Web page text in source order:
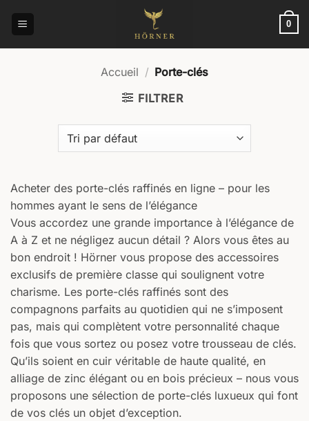
0
Accueil / Porte-clés
FILTRER
Acheter des porte-clés raffinés en ligne – pour les
hommes ayant le sens de l’élégance
Vous accordez une grande importance à l’élégance de
A à Z et ne négligez aucun détail ? Alors vous êtes au
bon endroit ! Hörner vous propose des accessoires
exclusifs de première classe qui soulignent votre
charisme. Les porte-clés raffinés sont des
compagnons parfaits au quotidien qui ne s’imposent
pas, mais qui complètent votre personnalité chaque
fois que vous sortez ou posez votre trousseau de clés.
Qu’ils soient en cuir véritable de haute qualité, en
alliage de zinc élégant ou en bois précieux – nous vous
proposons une sélection de porte-clés luxueux qui font
de vos clés un objet d’exception.